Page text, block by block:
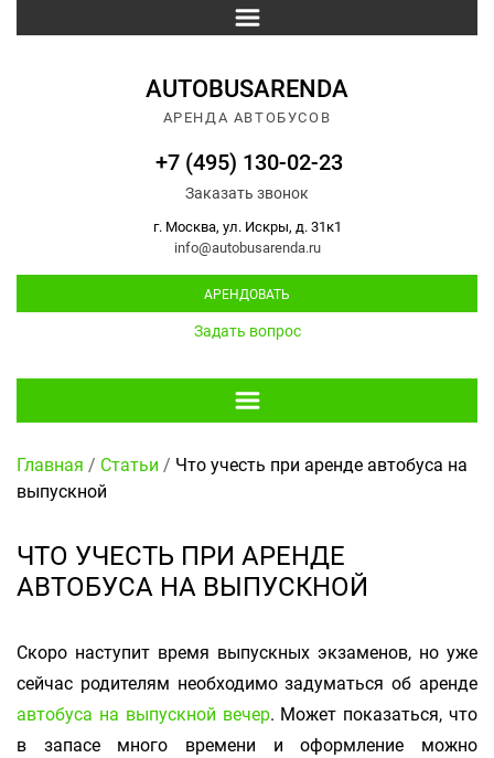
AUTOBUSARENDA
АРЕНДА АВТОБУСОВ
+7 (495) 130-02-23
Заказать звонок
г. Москва, ул. Искры, д. 31к1
info@autobusarenda.ru
АРЕНДОВАТЬ
Задать вопрос
Главная / Статьи / Что учесть при аренде автобуса на
выпускной
ЧТО УЧЕСТЬ ПРИ АРЕНДЕ
АВТОБУСА НА ВЫПУСКНОЙ
Скоро наступит время выпускных экзаменов, но уже
сейчас родителям необходимо задуматься об аренде
автобуса на выпускной вечер. Может показаться, что
в запасе много времени и оформление можно